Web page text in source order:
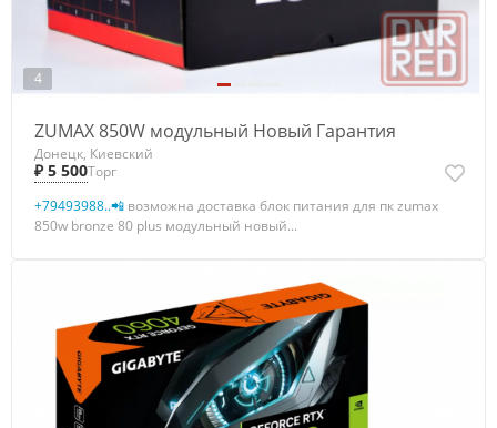
4
ZUMAX 850W модульный Новый Гарантия
Донецк, Киевский
₽ 5 500Торг
+79493988..📲 возможна доставка блок питания для пк zumax
850w bronze 80 plus модульный новый...